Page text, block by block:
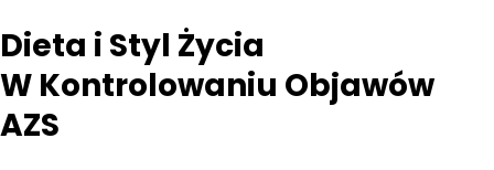
Dieta i Styl Życia
W Kontrolowaniu Objawów
AZS